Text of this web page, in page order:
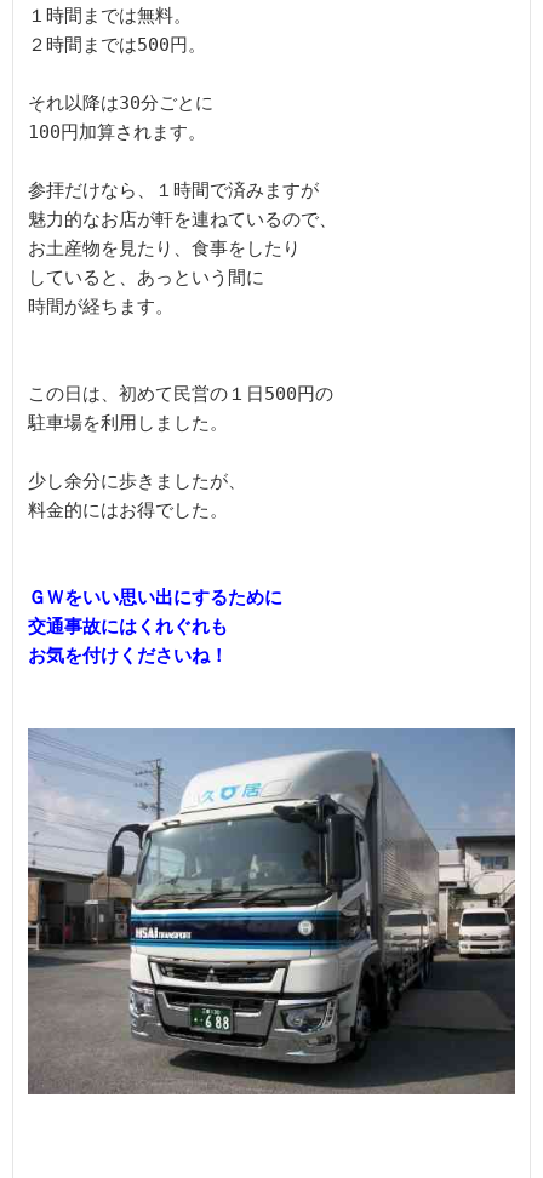
１時間までは無料。
２時間までは500円。
それ以降は30分ごとに
100円加算されます。
参拝だけなら、１時間で済みますが
魅力的なお店が軒を連ねているので、
お土産物を見たり、食事をしたり
していると、あっという間に
時間が経ちます。
この日は、初めて民営の１日500円の
駐車場を利用しました。
少し余分に歩きましたが、
料金的にはお得でした。
ＧＷをいい思い出にするために
交通事故にはくれぐれも